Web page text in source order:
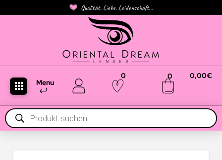
Qualität. Liebe. Leidenschaft...
Menu
0 0 0,00€
Products
search